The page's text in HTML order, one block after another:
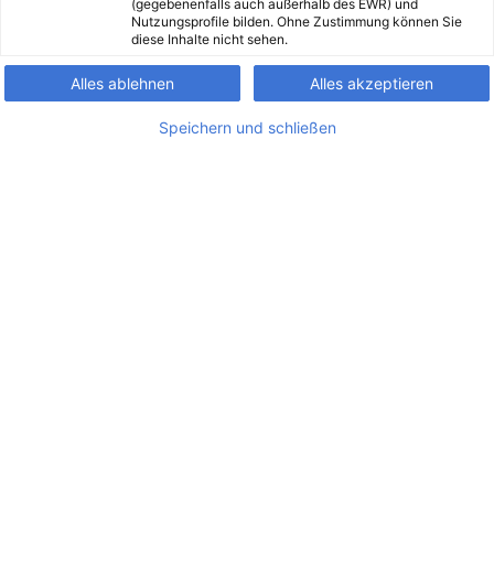
(gegebenenfalls auch außerhalb des EWR) und
Nutzungsprofile bilden. Ohne Zustimmung können Sie
diese Inhalte nicht sehen.
Alles ablehnen Alles akzeptieren
Speichern und schließen